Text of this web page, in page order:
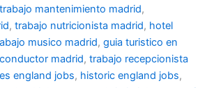
trabajo mantenimiento madrid,
, trabajo nutricionista madrid, hotel
musico madrid, guia turistico en
madrid, trabajo recepcionista
england jobs, historic england jobs,